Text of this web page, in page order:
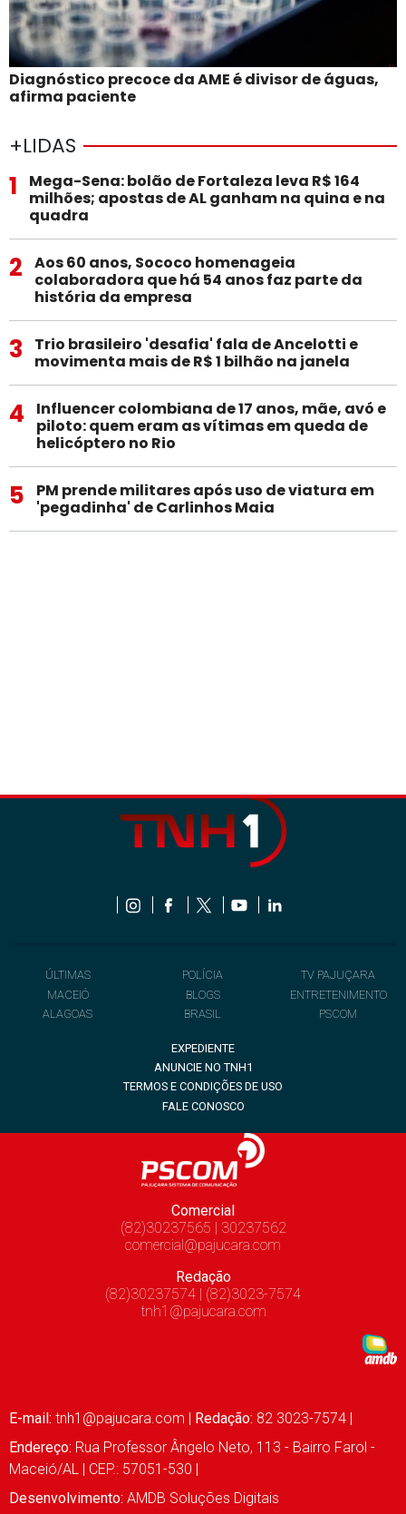
Diagnóstico precoce da AME é divisor de águas,
afirma paciente
+LIDAS
1
Mega-Sena: bolão de Fortaleza leva R$ 164
milhões; apostas de AL ganham na quina e na
quadra
2
Aos 60 anos, Sococo homenageia
colaboradora que há 54 anos faz parte da
história da empresa
3
Trio brasileiro 'desafia' fala de Ancelotti e
movimenta mais de R$ 1 bilhão na janela
4
Influencer colombiana de 17 anos, mãe, avó e
piloto: quem eram as vítimas em queda de
helicóptero no Rio
5
PM prende militares após uso de viatura em
'pegadinha' de Carlinhos Maia
ÚLTIMAS
MACEIÓ
ALAGOAS
POLÍCIA
BLOGS
BRASIL
TV PAJUÇARA
ENTRETENIMENTO
PSCOM
EXPEDIENTE
ANUNCIE NO TNH1
TERMOS E CONDIÇÕES DE USO
FALE CONOSCO
Comercial
(82)30237565 | 30237562
comercial@pajucara.com
Redação
(82)30237574 | (82)3023-7574
tnh1@pajucara.com
E-mail: tnh1@pajucara.com | Redação: 82 3023-7574 |
Endereço: Rua Professor Ângelo Neto, 113 - Bairro Farol -
Maceió/AL | CEP.: 57051-530 |
Desenvolvimento: AMDB Soluções Digitais